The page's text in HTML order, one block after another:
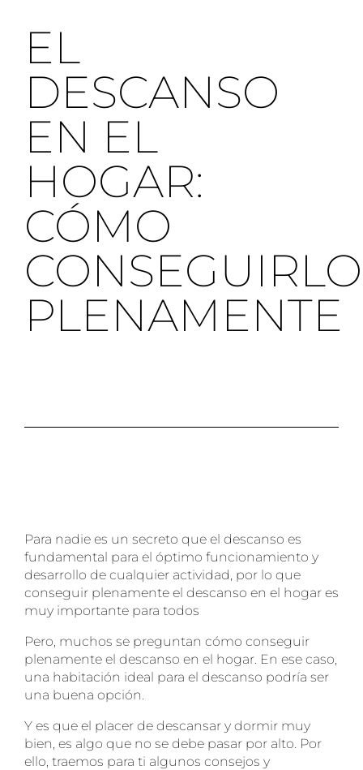
EL
DESCANSO
EN EL
HOGAR:
CÓMO
CONSEGUIRLO
PLENAMENTE
Para nadie es un secreto que el descanso es
fundamental para el óptimo funcionamiento y
desarrollo de cualquier actividad, por lo que
conseguir plenamente el descanso en el hogar es
muy importante para todos
Pero, muchos se preguntan cómo conseguir
plenamente el descanso en el hogar. En ese caso,
una habitación ideal para el descanso podría ser
una buena opción.
Y es que el placer de descansar y dormir muy
bien, es algo que no se debe pasar por alto. Por
ello, traemos para ti algunos consejos y